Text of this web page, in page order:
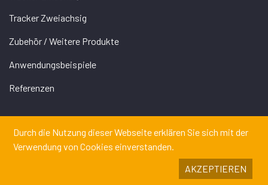
Tracker Zweiachsig
Zubehör / Weitere Produkte
Anwendungsbeispiele
Referenzen
Copyrights © 2026 DEGERENERGIE GMBH & CO. KG
Durch die Nutzung dieser Webseite erklären Sie sich mit der
Verwendung von Cookies einverstanden.
AKZEPTIEREN